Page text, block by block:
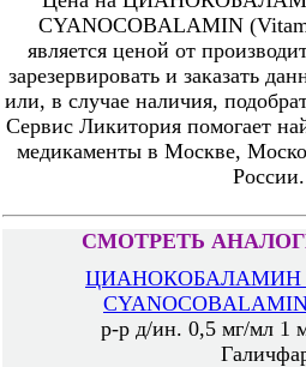
CYANOCOBALAMIN
является ценой от
зарезервировать и заказать
или, в случае наличия,
Сервис Ликитория помогает
медикаменты в Москве,
России.
СМОТРЕТЬ
ЦИАНОКОБАЛАМИН
р-р д/ин. 0,5 мг/мл 1